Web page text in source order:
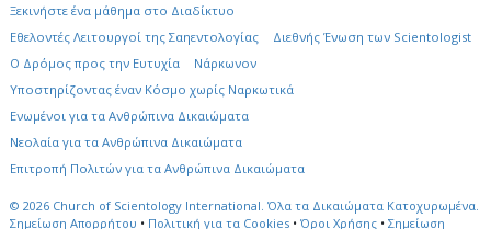
Ξεκινήστε ένα μάθημα στο Διαδίκτυο
Εθελοντές Λειτουργοί της Σαηεντολογίας
Διεθνής Ένωση των Scientologist
Ο Δρόμος προς την Ευτυχία
Νάρκωνον
Υποστηρίζοντας έναν Κόσμο χωρίς Ναρκωτικά
Ενωµένοι για τα Ανθρώπινα Δικαιώµατα
Νεολαία για τα Ανθρώπινα Δικαιώματα
Επιτροπή Πολιτών για τα Ανθρώπινα Δικαιώματα
© 2026 Church of Scientology International. Όλα τα Δικαιώματα Κατοχυρωμένα.
Σημείωση Απορρήτου • Πολιτική για τα Cookies • Όροι Χρήσης • Σημείωση